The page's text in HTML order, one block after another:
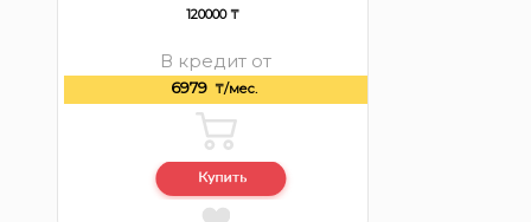
120000 ₸
В кредит от
6979 ₸/мес.